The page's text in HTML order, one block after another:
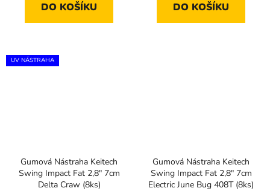
DO KOŠÍKU DO KOŠÍKU
UV NÁSTRAHA
Gumová Nástraha Keitech
Swing Impact Fat 2,8" 7cm
Delta Craw (8ks)
Gumová Nástraha Keitech
Swing Impact Fat 2,8" 7cm
Electric June Bug 408T (8ks)